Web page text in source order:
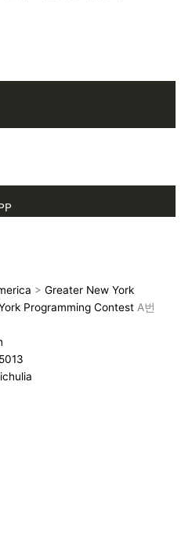
>Greater New York
Programming Contest A번